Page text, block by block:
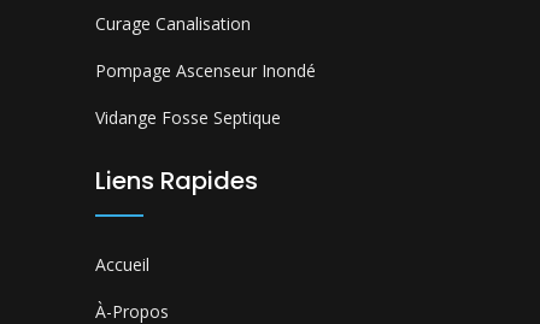
Curage Canalisation
Pompage Ascenseur Inondé
Vidange Fosse Septique
Liens Rapides
Accueil
À-Propos